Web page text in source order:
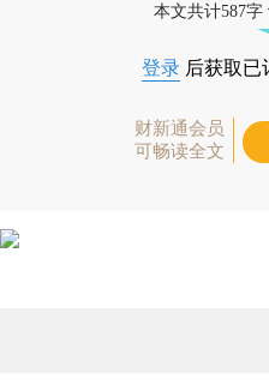
本文共计587
登录 后获取已
财新通会员
可畅读全文